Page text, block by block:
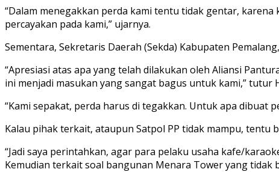
“Dalam menegakkan perda kami tentu tidak gentar,
percayakan pada kami,” ujarnya.
Sementara, Sekretaris Daerah (Sekda) Kabupaten
“Apresiasi atas apa yang telah dilakukan oleh Aliansi
ini menjadi masukan yang sangat bagus untuk kami,” tutur
“Kami sepakat, perda harus di tegakkan. Untuk apa dibuat
Kalau pihak terkait, ataupun Satpol PP tidak mampu,
“Jadi saya perintahkan, agar para pelaku usaha kafe/
Kemudian terkait soal bangunan Menara Tower yang tidak